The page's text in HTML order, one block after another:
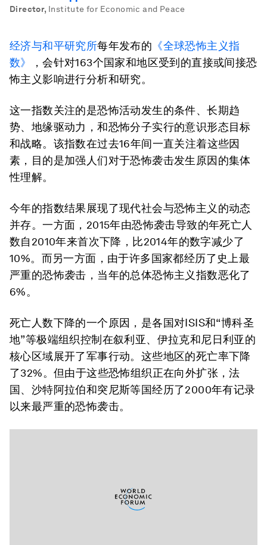
Director, Institute for Economic and Peace
经济与和平研究所每年发布的 《全球恐怖主义指
数》
，会针对163个国家和地区受到的直接或间接恐
怖主义影响进行分析和研究。
这一指数关注的是恐怖活动发生的条件、长期趋
势、地缘驱动力，和恐怖分子实行的意识形态目标
和战略。该指数在过去16年间一直关注着这些因
素，目的是加强人们对于恐怖袭击发生原因的集体
性理解。
今年的指数结果展现了现代社会与恐怖主义的动态
并存。一方面，2015年由恐怖袭击导致的年死亡人
数自2010年来首次下降，比2014年的数字减少了
10%。而另一方面，由于许多国家都经历了史上最
严重的恐怖袭击，当年的总体恐怖主义指数恶化了
6%。
死亡人数下降的一个原因，是各国对ISIS和“博科圣
地”等极端组织控制在叙利亚、伊拉克和尼日利亚的
核心区域展开了军事行动。这些地区的死亡率下降
了32%。但由于这些恐怖组织正在向外扩张，法
国、沙特阿拉伯和突尼斯等国经历了2000年有记录
以来最严重的恐怖袭击。